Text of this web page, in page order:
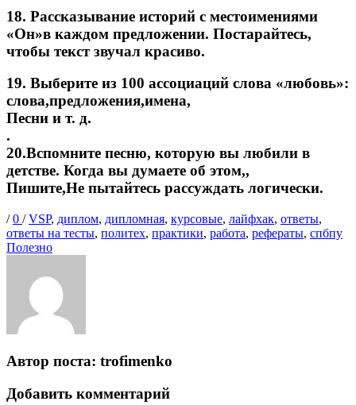
18. Рассказывание историй с местоимениями
«Он»в каждом предложении. Постарайтесь,
чтобы текст звучал красиво.
19. Выберите из 100 ассоциаций слова «любовь»:
слова,предложения,имена,
Песни и т. д.
.
20.Вспомните песню, которую вы любили в
детстве. Когда вы думаете об этом,,
Пишите,Не пытайтесь рассуждать логически.
Опубликовано
/ 0 / Теги
VSP, диплом, дипломная, курсовые, лайфхак, ответы,
ответы на тесты, политех, практики, работа, рефераты, спбпу
Полезно
Автор поста: trofimenko
Добавить комментарий